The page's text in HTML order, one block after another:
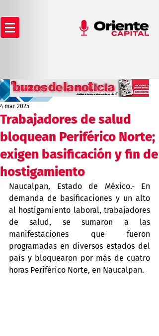
Trabajadores de salud
bloquean Periférico Norte;
exigen basificación y fin de
hostigamiento
4 mar 2025
Naucalpan, Estado de México.- En
demanda de basificaciones y un alto
al hostigamiento laboral, trabajadores
de salud, se sumaron a las
manifestaciones que fueron
programadas en diversos estados del
país y bloquearon por más de cuatro
horas Periférico Norte, en Naucalpan.